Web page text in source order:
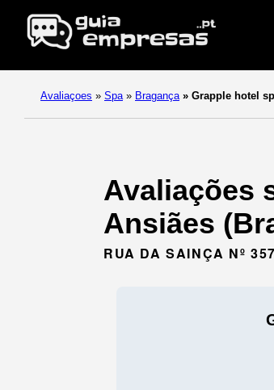
Avaliaçoes » Spa » Bragança » Grapple hotel
Avaliações
Ansiães
RUA DA SAINÇA Nº